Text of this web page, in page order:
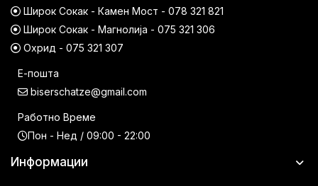
Широк Сокак - Камен Мост - 078 321 821
Широк Сокак - Магнолија - 075 321 306
Охрид - 075 321 307
Е-пошта
biserschatze@gmail.com
Работно Време
Пон - Нед / 09:00 - 22:00
Информации